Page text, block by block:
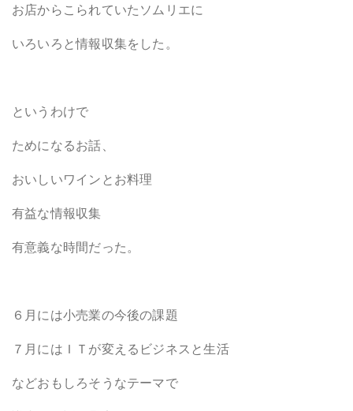
お店からこられていたソムリエに
いろいろと情報収集をした。
というわけで
ためになるお話、
おいしいワインとお料理
有益な情報収集
有意義な時間だった。
６月には小売業の今後の課題
７月にはＩＴが変えるビジネスと生活
などおもしろそうなテーマで